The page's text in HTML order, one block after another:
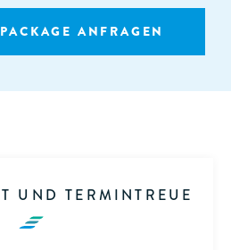
ANFRAGEN
UND TERMINTREUE